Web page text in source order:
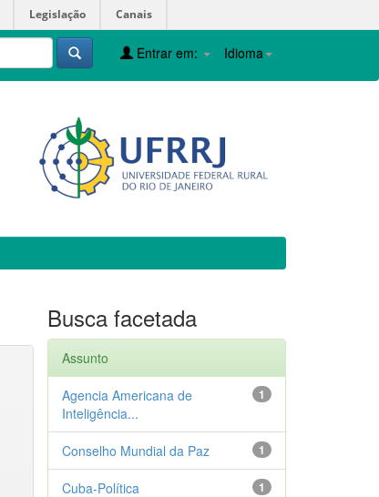
Legislação Canais
Idioma
Entrar em:
Busca facetada
Assunto
1
Agencia Americana de
Inteligência...
1
Conselho Mundial da Paz
1
Cuba-Política